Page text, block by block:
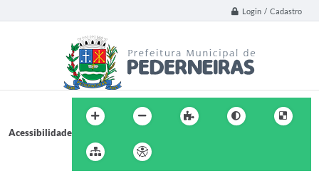
Login / Cadastro
Acessibilidade